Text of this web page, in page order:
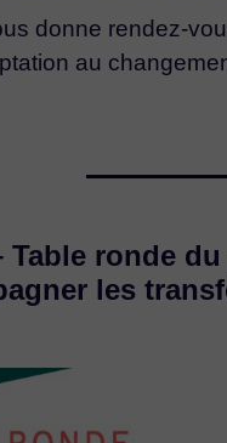
donne rendez-
au
ronde
les